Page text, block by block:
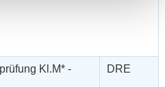
Kl.M* -
DRE